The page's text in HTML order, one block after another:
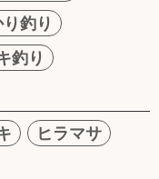
釣り
釣り
ヒラマサ